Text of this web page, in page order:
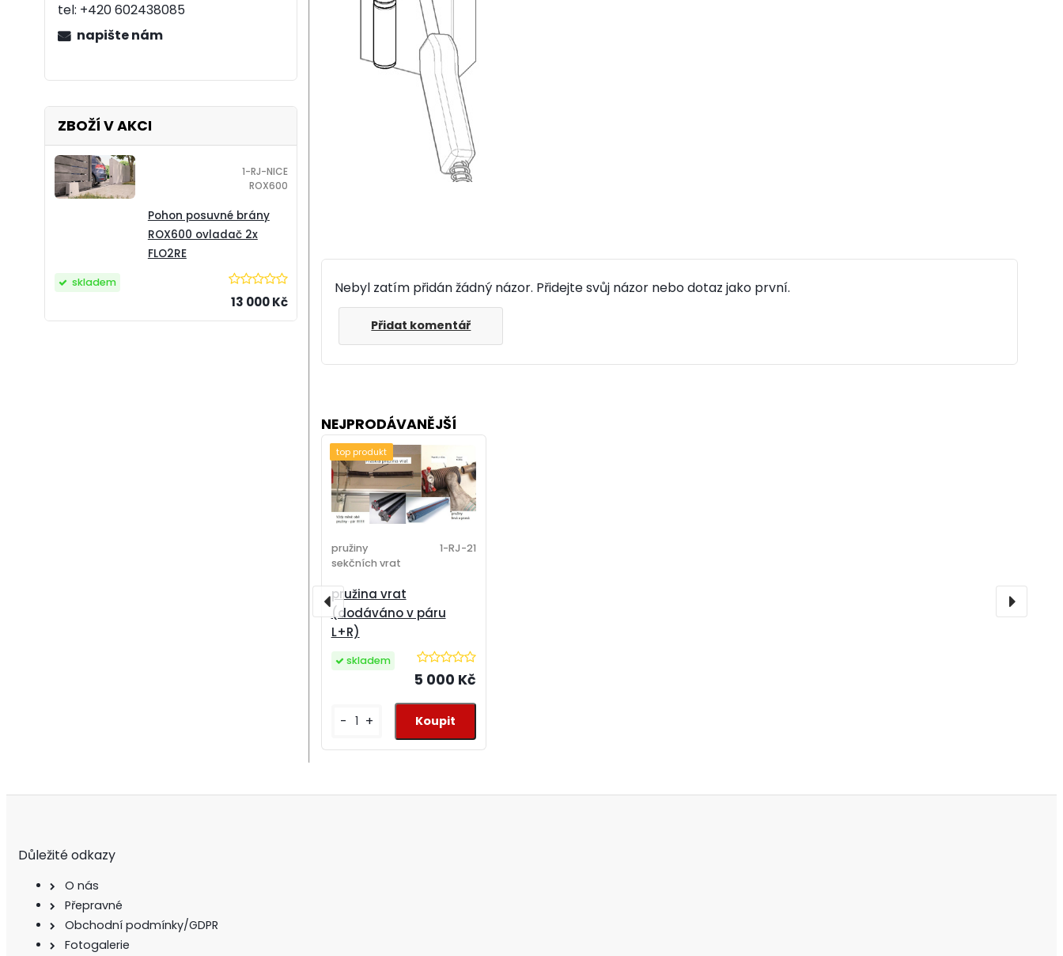
tel: +420 602438085
napište nám
ZBOŽÍ V AKCI
Pohon posuvné brány
ROX600 ovladač 2x
FLO2RE
1-RJ-NICE
ROX600
13 000 Kč
skladem Nebyl zatím přidán žádný názor. Přidejte svůj názor nebo dotaz jako první.
Přidat komentář
NEJPRODÁVANĚJŠÍ
pružina vrat
(dodáváno v páru
L+R)
pružiny
sekčních vrat
1-RJ-21
5 000 Kč
- +
skladem
top produkt
Důležité odkazy
O nás
Přepravné
Obchodní podmínky/GDPR
Fotogalerie